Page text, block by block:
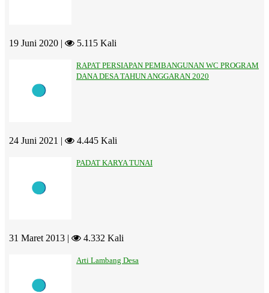
19 Juni 2020 | 5.115 Kali
RAPAT PERSIAPAN PEMBANGUNAN WC PROGRAM
DANA DESA TAHUN ANGGARAN 2020
24 Juni 2021 | 4.445 Kali
PADAT KARYA TUNAI
31 Maret 2013 | 4.332 Kali
Arti Lambang Desa